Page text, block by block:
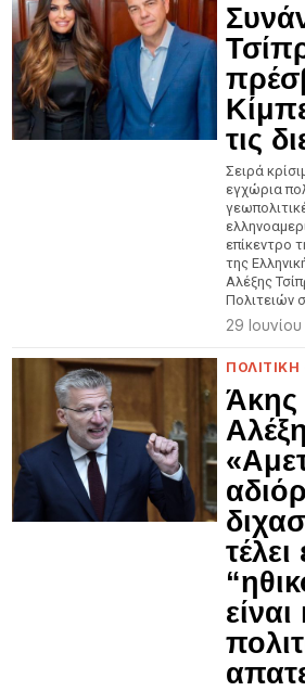
τις
Σειρά
εγχώρια
επίκεντρο
της
Αλέξης
Πολιτειών
29
ΠΟΛΙΤΙΚΗ
Άκης